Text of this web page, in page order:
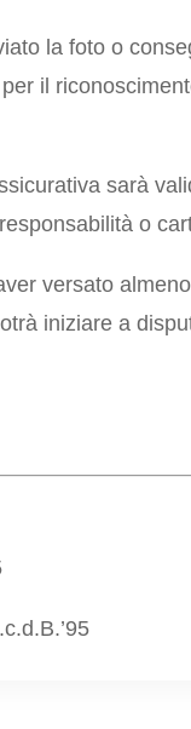
la foto o
il
sarà
o
versato
iniziare a